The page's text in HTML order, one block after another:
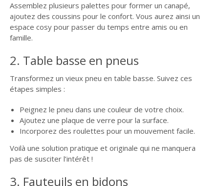
Assemblez plusieurs palettes pour former un canapé,
ajoutez des coussins pour le confort. Vous aurez ainsi un
espace cosy pour passer du temps entre amis ou en
famille.
2. Table basse en pneus
Transformez un vieux pneu en table basse. Suivez ces
étapes simples :
Peignez le pneu dans une couleur de votre choix.
Ajoutez une plaque de verre pour la surface.
Incorporez des roulettes pour un mouvement facile.
Voilà une solution pratique et originale qui ne manquera
pas de susciter l’intérêt !
3. Fauteuils en bidons